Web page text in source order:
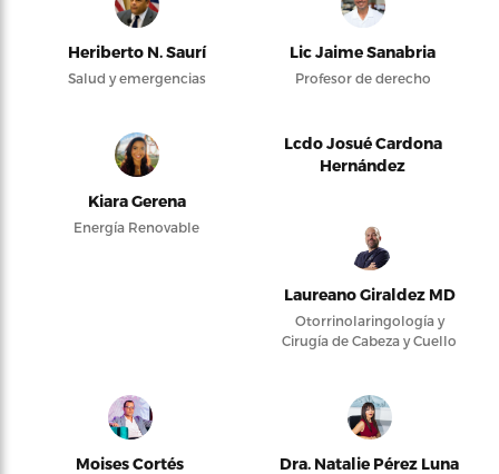
Heriberto N. Saurí
Salud y emergencias
Lic Jaime Sanabria
Profesor de derecho
Kiara Gerena
Energía Renovable
Lcdo Josué Cardona
Hernández
Laureano Giraldez MD
Otorrinolaringología y
Cirugía de Cabeza y Cuello
Moises Cortés Dra. Natalie Pérez Luna